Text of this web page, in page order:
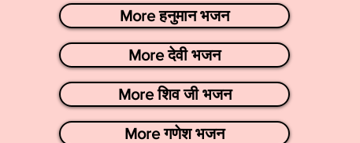
More हनुमान भजन
More देवी भजन
More शिव जी भजन
More गणेश भजन